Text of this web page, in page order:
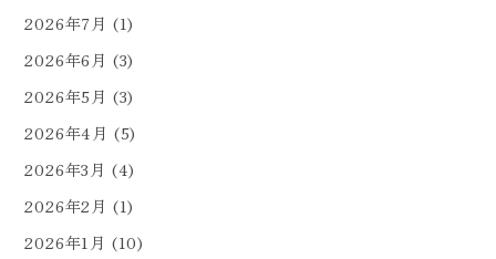
2026年7月 (1)
2026年6月 (3)
2026年5月 (3)
2026年4月 (5)
2026年3月 (4)
2026年2月 (1)
2026年1月 (10)